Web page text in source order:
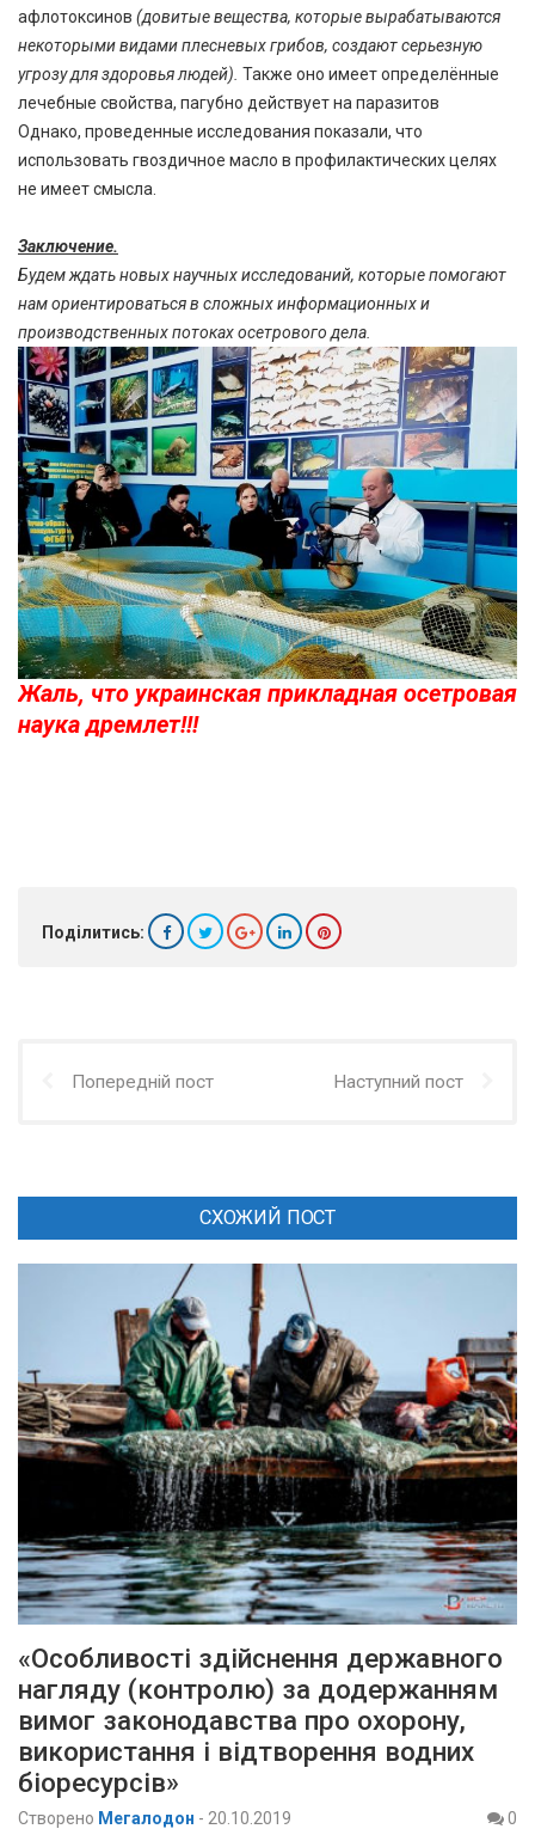
афлотоксинов (довитые вещества, которые вырабатываются
некоторыми видами плесневых грибов, создают серьезную
угрозу для здоровья людей). Также оно имеет определённые
лечебные свойства, пагубно действует на паразитов
Однако, проведенные исследования показали, что
использовать гвоздичное масло в профилактических целях
не имеет смысла.
Заключение.
Будем ждать новых научных исследований, которые помогают
нам ориентироваться в сложных информационных и
производственных потоках осетрового дела.
Жаль, что украинская прикладная осетровая
наука дремлет!!!
Поділитись:
Попередній пост Наступний пост
СХОЖИЙ ПОСТ
«Особливості здійснення державного
нагляду (контролю) за додержанням
вимог законодавства про охорону,
використання і відтворення водних
біоресурсів»
Створено Мегалодон - 20.10.2019
0